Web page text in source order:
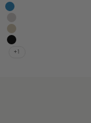
Colore
Cobalto
Grigio chiaro
Beige
Nero
+1